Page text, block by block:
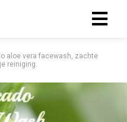
aloe vera facewash, zachte
reiniging.